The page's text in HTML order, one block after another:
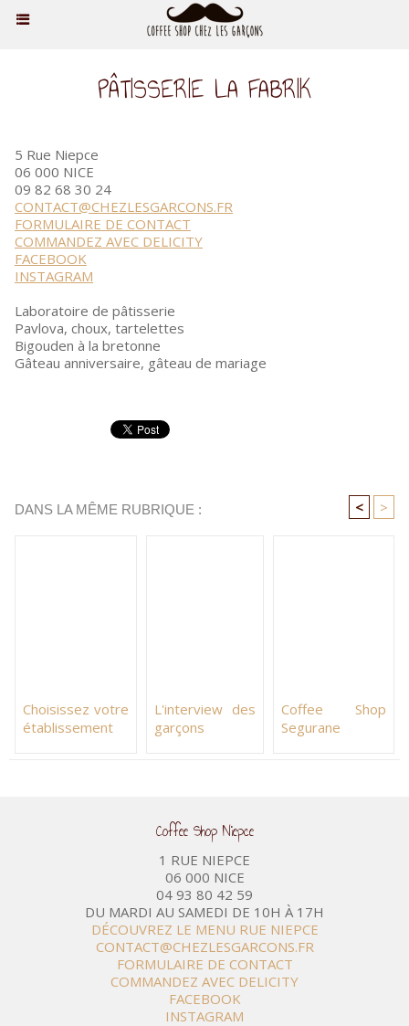
PÂTISSERIE LA FABRIK
5 Rue Niepce
06 000 NICE
09 82 68 30 24
CONTACT@CHEZLESGARCONS.FR
FORMULAIRE DE CONTACT
COMMANDEZ AVEC DELICITY
FACEBOOK
INSTAGRAM
Laboratoire de pâtisserie
Pavlova, choux, tartelettes
Bigouden à la bretonne
Gâteau anniversaire, gâteau de mariage
DANS LA MÊME RUBRIQUE : < >
Choisissez votre
établissement
L'interview des
garçons
Coffee Shop
Segurane
Coffee Shop Niepce
1 RUE NIEPCE
06 000 NICE
04 93 80 42 59
DU MARDI AU SAMEDI DE 10H À 17H
DÉCOUVREZ LE MENU RUE NIEPCE
CONTACT@CHEZLESGARCONS.FR
FORMULAIRE DE CONTACT
COMMANDEZ AVEC DELICITY
FACEBOOK
INSTAGRAM